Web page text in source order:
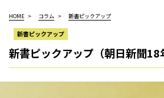
HOME コラム 新書ピックアップ
新書ピックアップ
新書ピックアップ（朝日新聞18